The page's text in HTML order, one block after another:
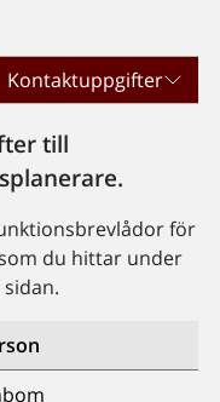
Kontaktuppgifter
till
för
du hittar under